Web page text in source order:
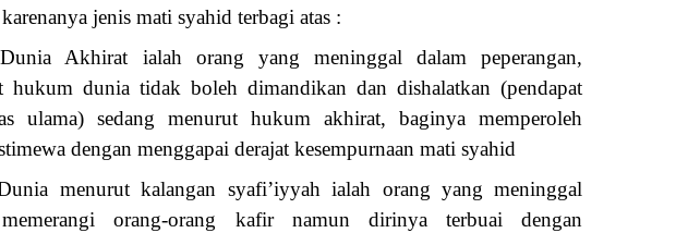
jenis mati syahid terbagi atas :
Akhirat ialah orang yang meninggal dalam peperangan,
hukum dunia tidak boleh dimandikan dan dishalatkan (pendapat
ulama) sedang menurut hukum akhirat, baginya memperoleh
dengan menggapai derajat kesempurnaan mati syahid
menurut kalangan syafi’iyyah ialah orang yang meninggal
orang-orang kafir namun dirinya terbuai dengan